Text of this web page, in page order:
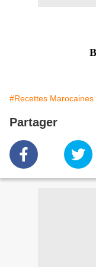
#Recettes Marocaines
Partager